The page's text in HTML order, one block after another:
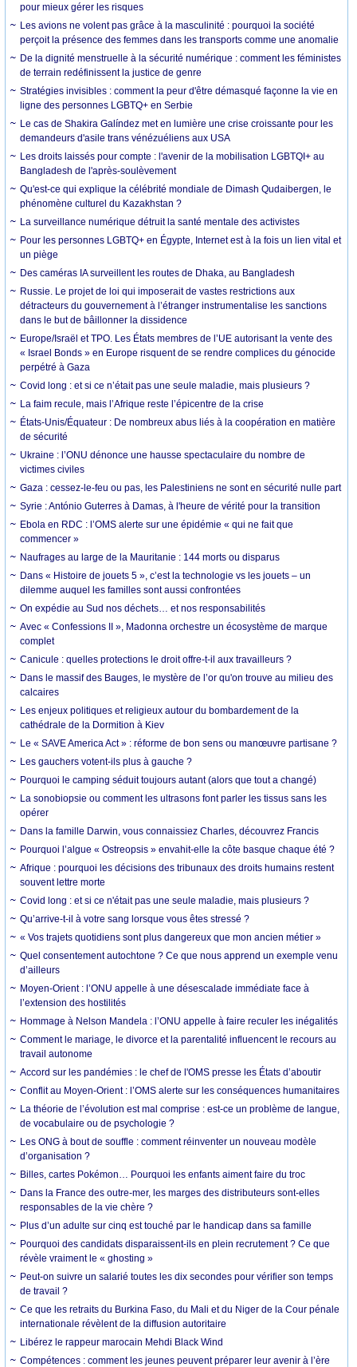
pour mieux gérer les risques
Les avions ne volent pas grâce à la masculinité : pourquoi la société
perçoit la présence des femmes dans les transports comme une anomalie
De la dignité menstruelle à la sécurité numérique : comment les féministes
de terrain redéfinissent la justice de genre
Stratégies invisibles : comment la peur d'être démasqué façonne la vie en
ligne des personnes LGBTQ+ en Serbie
Le cas de Shakira Galíndez met en lumière une crise croissante pour les
demandeurs d'asile trans vénézuéliens aux USA
Les droits laissés pour compte : l'avenir de la mobilisation LGBTQI+ au
Bangladesh de l'après-soulèvement
Qu'est-ce qui explique la célébrité mondiale de Dimash Qudaibergen, le
phénomène culturel du Kazakhstan ?
La surveillance numérique détruit la santé mentale des activistes
Pour les personnes LGBTQ+ en Égypte, Internet est à la fois un lien vital et
un piège
Des caméras IA surveillent les routes de Dhaka, au Bangladesh
Russie. Le projet de loi qui imposerait de vastes restrictions aux
détracteurs du gouvernement à l’étranger instrumentalise les sanctions
dans le but de bâillonner la dissidence
Europe/Israël et TPO. Les États membres de l’UE autorisant la vente des
« Israel Bonds » en Europe risquent de se rendre complices du génocide
perpétré à Gaza
Covid long : et si ce n’était pas une seule maladie, mais plusieurs ?
La faim recule, mais l’Afrique reste l’épicentre de la crise
États-Unis/Équateur : De nombreux abus liés à la coopération en matière
de sécurité
Ukraine : l’ONU dénonce une hausse spectaculaire du nombre de
victimes civiles
Gaza : cessez-le-feu ou pas, les Palestiniens ne sont en sécurité nulle part
Syrie : António Guterres à Damas, à l'heure de vérité pour la transition
Ebola en RDC : l’OMS alerte sur une épidémie « qui ne fait que
commencer »
Naufrages au large de la Mauritanie : 144 morts ou disparus
Dans « Histoire de jouets 5 », c’est la technologie vs les jouets – un
dilemme auquel les familles sont aussi confrontées
On expédie au Sud nos déchets… et nos responsabilités
Avec « Confessions II », Madonna orchestre un écosystème de marque
complet
Canicule : quelles protections le droit offre-t-il aux travailleurs ?
Dans le massif des Bauges, le mystère de l’or qu'on trouve au milieu des
calcaires
Les enjeux politiques et religieux autour du bombardement de la
cathédrale de la Dormition à Kiev
Le « SAVE America Act » : réforme de bon sens ou manœuvre partisane ?
Les gauchers votent-ils plus à gauche ?
Pourquoi le camping séduit toujours autant (alors que tout a changé)
La sonobiopsie ou comment les ultrasons font parler les tissus sans les
opérer
Dans la famille Darwin, vous connaissiez Charles, découvrez Francis
Pourquoi l’algue « Ostreopsis » envahit-elle la côte basque chaque été ?
Afrique : pourquoi les décisions des tribunaux des droits humains restent
souvent lettre morte
Covid long : et si ce n'était pas une seule maladie, mais plusieurs ?
Qu’arrive-t-il à votre sang lorsque vous êtes stressé ?
« Vos trajets quotidiens sont plus dangereux que mon ancien métier »
Quel consentement autochtone ? Ce que nous apprend un exemple venu
d’ailleurs
Moyen-Orient : l’ONU appelle à une désescalade immédiate face à
l’extension des hostilités
Hommage à Nelson Mandela : l’ONU appelle à faire reculer les inégalités
Comment le mariage, le divorce et la parentalité influencent le recours au
travail autonome
Accord sur les pandémies : le chef de l'OMS presse les États d’aboutir
Conflit au Moyen-Orient : l’OMS alerte sur les conséquences humanitaires
La théorie de l’évolution est mal comprise : est-ce un problème de langue,
de vocabulaire ou de psychologie ?
Les ONG à bout de souffle : comment réinventer un nouveau modèle
d’organisation ?
Billes, cartes Pokémon… Pourquoi les enfants aiment faire du troc
Dans la France des outre-mer, les marges des distributeurs sont-elles
responsables de la vie chère ?
Plus d’un adulte sur cinq est touché par le handicap dans sa famille
Pourquoi des candidats disparaissent-ils en plein recrutement ? Ce que
révèle vraiment le « ghosting »
Peut-on suivre un salarié toutes les dix secondes pour vérifier son temps
de travail ?
Ce que les retraits du Burkina Faso, du Mali et du Niger de la Cour pénale
internationale révèlent de la diffusion autoritaire
Libérez le rappeur marocain Mehdi Black Wind
Compétences : comment les jeunes peuvent préparer leur avenir à l’ère